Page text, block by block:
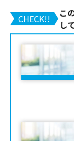
CHECK!!
こ
し